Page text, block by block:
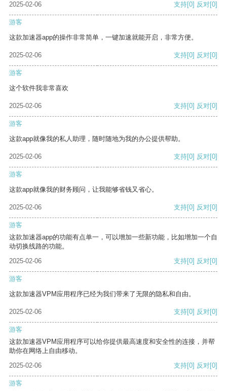
2025-02-06
支持[0] 反对[0]
游客
这款加速器app的操作非常简单，一键加速就能开启，非常方便。
2025-02-06 支持[0] 反对[0]
游客
这个软件我非常喜欢
2025-02-06 支持[0] 反对[0]
游客
这款app就像我的私人助理，随时随地为我的办公提供帮助。
2025-02-06 支持[0] 反对[0]
游客
这款app就像我的财务顾问，让我能够省钱又省心。
2025-02-06 支持[0] 反对[0]
游客
这款加速器app的功能有点单一，可以增加一些新功能，比如增加一个自
动切换线路的功能。
2025-02-06
支持[0] 反对[0]
游客
这款加速器VPM应用程序已经为我们带来了无限的隐私和自由。
2025-02-06 支持[0] 反对[0]
游客
这款加速器VPM应用程序可以给你提供最高速度和安全性的连接，并帮
助你在网络上自由移动。
2025-02-06
支持[0] 反对[0]
游客